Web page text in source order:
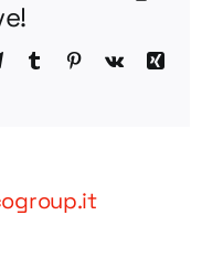
TelegramTumblr Pinterest
Vk
Xing